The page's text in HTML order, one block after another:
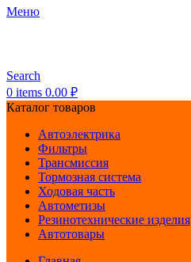
Меню
Search
0 items 0.00 ₽
Каталог товаров
Автоэлектрика
Фильтры
Трансмиссия
Тормозная система
Ходовая часть
Автометизы
Резинотехнические изделия
Автотовары